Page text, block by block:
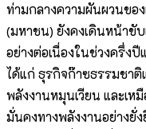
ท่ามกลางความผันผวนขอ
(มหาชน) ยังคงเดินหน้าขับ
อย่างต่อเนื่องในช่วงครึ่ง
ได้แก่ ธุรกิจก๊าซธรรมชา
พลังงานหมุนเวียน และเห
มั่นคงทางพลังงานอย่างยั่